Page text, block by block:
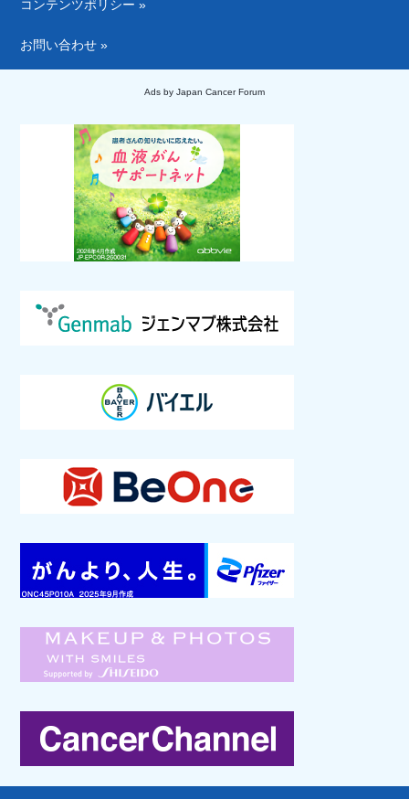
コンテンツポリシー »
お問い合わせ »
Ads by Japan Cancer Forum